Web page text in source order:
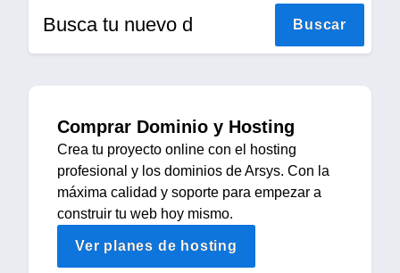
Busca tu nuevo dom Buscar
Comprar Dominio y Hosting
Crea tu proyecto online con el hosting
profesional y los dominios de Arsys. Con la
máxima calidad y soporte para empezar a
construir tu web hoy mismo.
Ver planes de hosting